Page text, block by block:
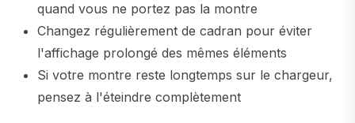
quand vous ne portez pas la montre
Changez régulièrement de cadran pour éviter
l'affichage prolongé des mêmes éléments
Si votre montre reste longtemps sur le chargeur,
pensez à l'éteindre complètement